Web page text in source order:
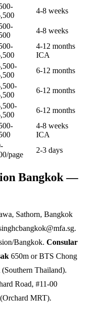
4-8 weeks
4-8 weeks
4-12 months
ICA
6-12 months
6-12 months
6-12 months
4-8 weeks
ICA
page
2-3 days
Bangkok —
Sathorn, Bangkok
Bangkok. Consular
650m or BTS Chong
Thailand).
Road, #11-00
MRT).